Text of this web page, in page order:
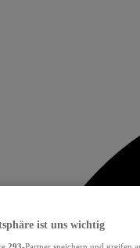
ist uns wichtig